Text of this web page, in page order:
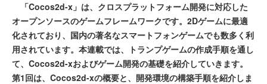
「Cocos2d-x」は、クロスプラットフォーム開発に対応した
オープンソースのゲームフレームワークです。2Dゲームに最適
化されており、国内の著名なスマートフォンゲームでも数多く利
用されています。本連載では、トランプゲームの作成手順を通し
て、Cocos2d-xおよびゲーム開発の基礎を紹介していきます。
第1回は、Cocos2d-xの概要と、開発環境の構築手順を紹介しま